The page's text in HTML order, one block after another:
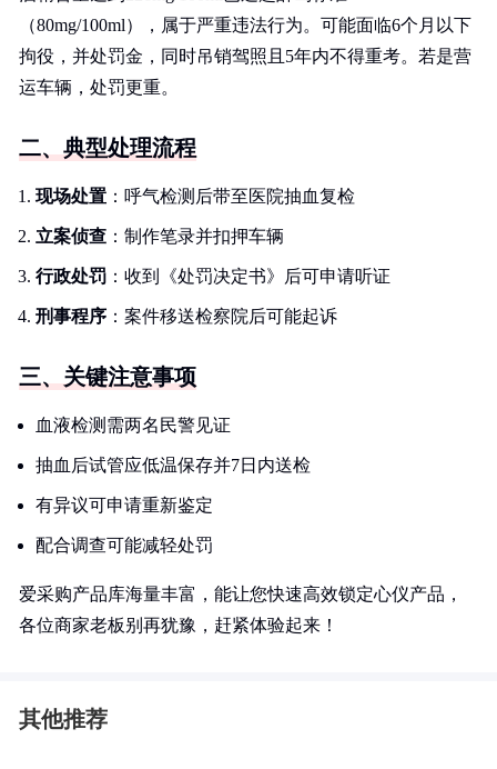
（80mg/100ml），属于严重违法行为。可能面临6个月以下
拘役，并处罚金，同时吊销驾照且5年内不得重考。若是营
运车辆，处罚更重。
二、典型处理流程
现场处置 ：呼气检测后带至医院抽血复检
立案侦查 ：制作笔录并扣押车辆
行政处罚 ：收到《处罚决定书》后可申请听证
刑事程序 ：案件移送检察院后可能起诉
三、关键注意事项
血液检测需两名民警见证
抽血后试管应低温保存并7日内送检
有异议可申请重新鉴定
配合调查可能减轻处罚
爱采购产品库海量丰富，能让您快速高效锁定心仪产品，
各位商家老板别再犹豫，赶紧体验起来！
其他推荐